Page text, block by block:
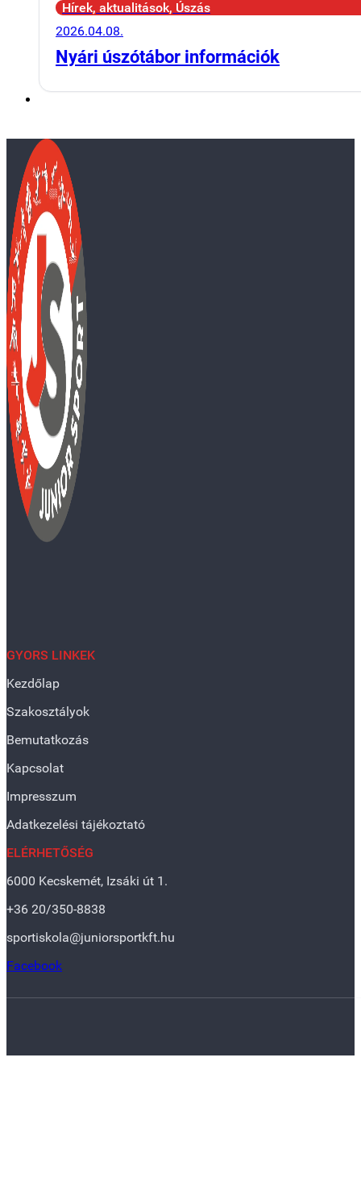
Hírek, aktualitások, Úszás
2026.04.08.
Nyári úszótábor információk
GYORS LINKEK
Kezdőlap
Szakosztályok
Bemutatkozás
Kapcsolat
Impresszum
Adatkezelési tájékoztató
ELÉRHETŐSÉG
6000 Kecskemét, Izsáki út 1.
+36 20/350-8838
sportiskola@juniorsportkft.hu
Facebook